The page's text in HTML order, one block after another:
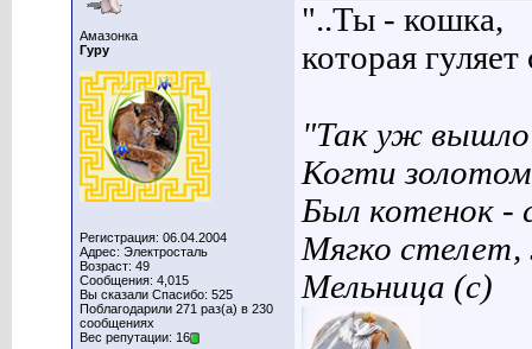
Амазонка
Гуру
Регистрация: 06.04.2004
Адрес: Электросталь
Возраст: 49
Сообщения: 4,015
Вы сказали Спасибо: 525
Поблагодарили 271 раз(а) в 230
сообщениях
Вес репутации: 16
"..Ты - кошка,
которая
"Так уж вышло
Когти
Был котенок -
Мягко
Мельница (с)